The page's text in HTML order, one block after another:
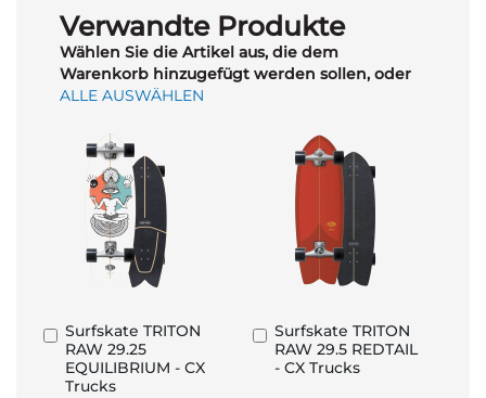
Verwandte Produkte
Wählen Sie die Artikel aus, die dem
Warenkorb hinzugefügt werden sollen, oder
ALLE AUSWÄHLEN
Surfskate TRITON
RAW 29.25
EQUILIBRIUM - CX
Trucks
In
den
Warenkorb
Surfskate TRITON
RAW 29.5 REDTAIL
- CX Trucks
In
den
Warenkorb